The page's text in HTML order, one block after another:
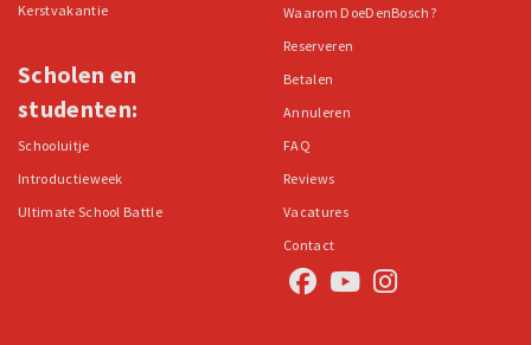
Kerstvakantie
Scholen en
studenten:
Schooluitje
Introductieweek
Ultimate School Battle
Waarom DoeDenBosch?
Reserveren
Betalen
Annuleren
FAQ
Reviews
Vacatures
Contact